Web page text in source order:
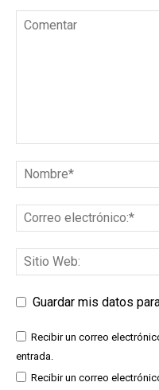
Guardar mis datos
Recibir un correo
entrada.
Recibir un correo